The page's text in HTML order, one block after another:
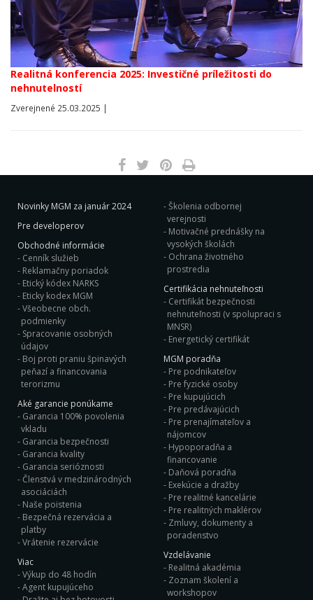
Realitná konferencia 2025: Investičné príležitosti do
nehnutelností
Zverejnené 25.03.2025 |
Novinky MGM za január 2024
Pre developerov
Obchodné informácie
Cenník služieb
Reklamačny poriadok
Etický kódex NARKS
Eticky kodex MGM
Všeobecne obch.
podmienky
Spracovanie osobných
údajov
Boj proti praniu špinavých
peňazí a financovania
terorizmu
Aké garancie ponúkame
Garancia 100% povolenia
vkladu
Garancia bezpečnosti
Garancia kvality
Garancia serióznosti
Členstvá v medzinárodných
asociáciách
Naše poistenia
Bezpečná rezervácia a
platby
Vrátenie rezervácie
Viac
Výkup do 48 hodín
Agent kupujúceho
Školenia odbornej
verejnosti
Motivačné prednášky na
vysokých školách
Ochrana životného
prostredia
Certifikácia nehnuteľnosti
Certifikát bezpečnosti
nehnuteľnosti (v spolupraci s
MNSR)
Energetický certifikát
MGM poradňa
Pre podnikateľov
Pre fyzické osoby
Pre kupujúcich
Pre predávajúcich
Pre prenajímateľov a
nájomcov
Hypoporadňa a
financovanie
Daňová poradňa
Exekúcie a dražby
Pre realitné kancelárie
Pre realitných maklérov
Zmluvy, dokumenty a
poradenstvo
Vzdelávanie
Realitná akadémia
Zoznam školení a
workshopov